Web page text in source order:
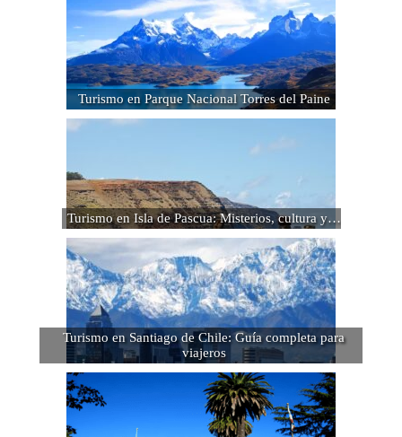
Turismo en Parque Nacional Torres del Paine
Turismo en Isla de Pascua: Misterios, cultura y…
Turismo en Santiago de Chile: Guía completa para
viajeros